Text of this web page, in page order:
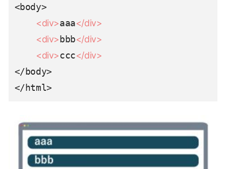
<body>
<div>aaa</div>
<div>bbb</div>
<div>ccc</div>
</body>
</html>